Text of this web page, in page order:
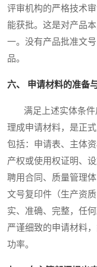
评审机构的严格技术
能获批。这是对产品
一。没有产品批准文
品。
六、 申请材料的准备
满足上述实体条件
理成申请材料，是正
包括：申请表、主体
产权或使用权证明、
聘用合同、质量管理
文号复印件（生产资
实、准确、完整，任
严谨细致的申请材料
功率。